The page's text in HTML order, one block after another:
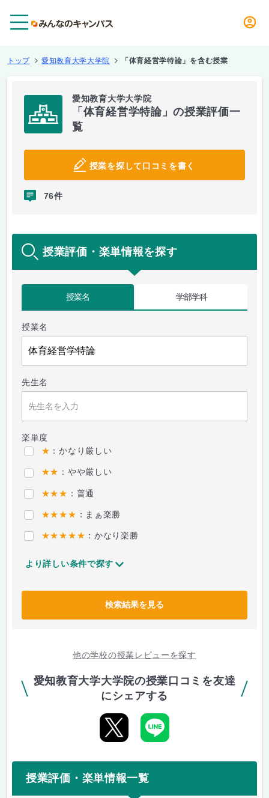
トップ 愛知教育大学大学院 「体育経営学特論」を含む授業
愛知教育大学大学院
「体育経営学特論」の授業評価一
覧
授業を探して口コミを書く
76件
授業評価・楽単情報を探す
授業名 学部学科
授業名
先生名
楽単度
★ ：かなり厳しい
★★ ：やや厳しい
★★★ ：普通
★★★★ ：まぁ楽勝
★★★★★ ：かなり楽勝
より詳しい条件で探す
検索結果を見る
他の学校の授業レビューを探す
愛知教育大学大学院の授業口コミを友達
にシェアする
授業評価・楽単情報一覧